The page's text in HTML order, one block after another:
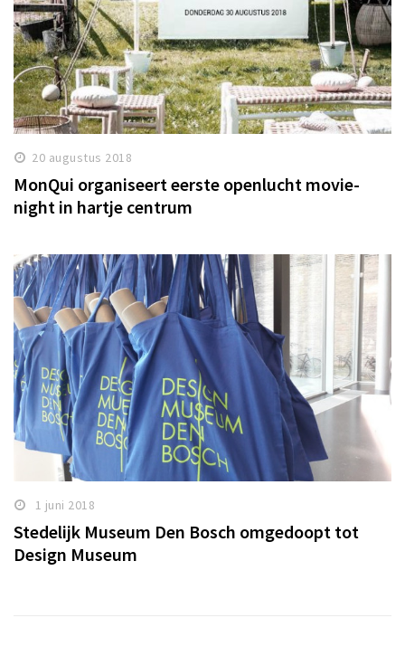
20 augustus 2018
MonQui organiseert eerste openlucht movie-
night in hartje centrum
1 juni 2018
Stedelijk Museum Den Bosch omgedoopt tot
Design Museum